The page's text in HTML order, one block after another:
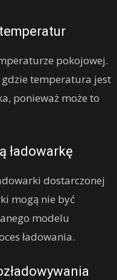
pokojowej.
gdzie temperatura jest
ponieważ może to
ładowarkę
dostarczonej
mogą nie być
modelu
ładowania.